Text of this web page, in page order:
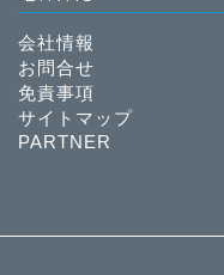
会社情報
お問合せ
免責事項
サイトマップ
PARTNER